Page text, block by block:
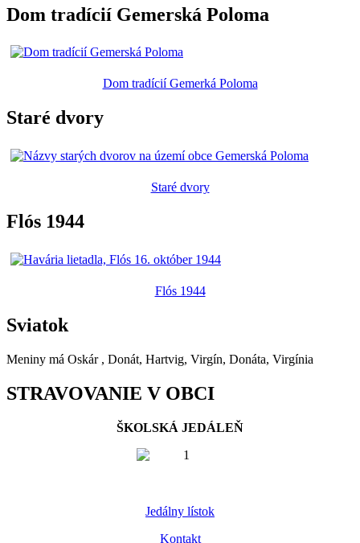
Dom tradícií Gemerská Poloma
Dom tradícií Gemerká Poloma
Staré dvory
Staré dvory
Flós 1944
Flós 1944
Sviatok
Meniny má Oskár , Donát, Hartvig, Virgín, Donáta, Virgínia
STRAVOVANIE V OBCI
ŠKOLSKÁ JEDÁLEŇ
Jedálny lístok
Kontakt